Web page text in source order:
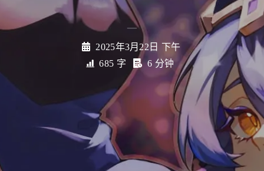
_
2025年3月22日 下午
685 字
6 分钟